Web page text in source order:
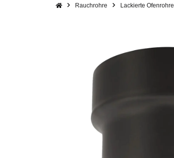
Rauchrohre Lackierte Ofenrohre